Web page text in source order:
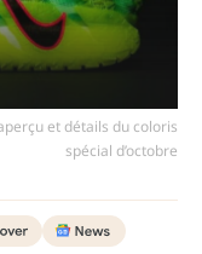
et détails du coloris
spécial d’octobre